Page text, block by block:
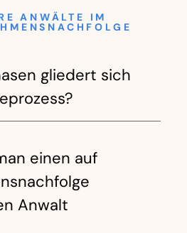
ANWÄLTE IM
gliedert sich
einen auf
Anwalt